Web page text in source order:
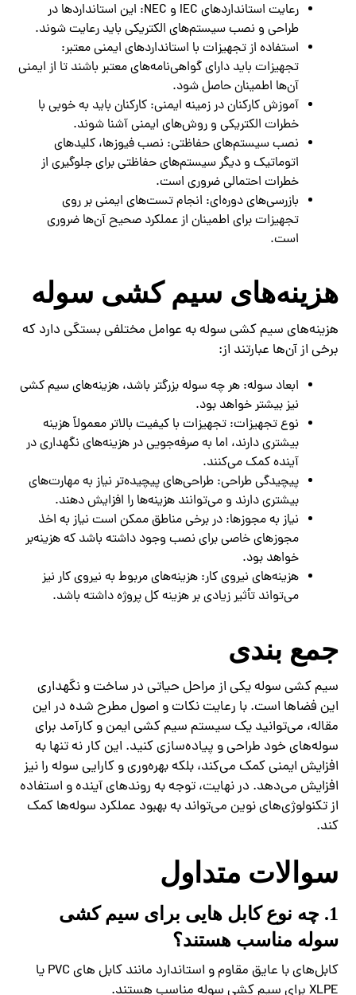
رعایت استانداردهای IEC و NEC: این استانداردها در
طراحی و نصب سیستم‌های الکتریکی باید رعایت شوند.
استفاده از تجهیزات با استانداردهای ایمنی معتبر:
تجهیزات باید دارای گواهی‌نامه‌های معتبر باشند تا از ایمنی
آن‌ها اطمینان حاصل شود.
آموزش کارکنان در زمینه ایمنی: کارکنان باید به خوبی با
خطرات الکتریکی و روش‌های ایمنی آشنا شوند.
نصب سیستم‌های حفاظتی: نصب فیوزها، کلیدهای
اتوماتیک و دیگر سیستم‌های حفاظتی برای جلوگیری از
خطرات احتمالی ضروری است.
بازرسی‌های دوره‌ای: انجام تست‌های ایمنی بر روی
تجهیزات برای اطمینان از عملکرد صحیح آن‌ها ضروری
است.
هزینه‌های سیم کشی سوله
هزینه‌های سیم کشی سوله به عوامل مختلفی بستگی دارد که
برخی از آن‌ها عبارتند از:
ابعاد سوله: هر چه سوله بزرگتر باشد، هزینه‌های سیم کشی
نیز بیشتر خواهد بود.
نوع تجهیزات: تجهیزات با کیفیت بالاتر معمولاً هزینه
بیشتری دارند، اما به صرفه‌جویی در هزینه‌های نگهداری در
آینده کمک می‌کنند.
پیچیدگی طراحی: طراحی‌های پیچیده‌تر نیاز به مهارت‌های
بیشتری دارند و می‌توانند هزینه‌ها را افزایش دهند.
نیاز به مجوزها: در برخی مناطق ممکن است نیاز به اخذ
مجوزهای خاصی برای نصب وجود داشته باشد که هزینه‌بر
خواهد بود.
هزینه‌های نیروی کار: هزینه‌های مربوط به نیروی کار نیز
می‌تواند تأثیر زیادی بر هزینه کل پروژه داشته باشد.
جمع بندی
سیم کشی سوله یکی از مراحل حیاتی در ساخت و نگهداری
این فضاها است. با رعایت نکات و اصول مطرح شده در این
مقاله، می‌توانید یک سیستم سیم کشی ایمن و کارآمد برای
سوله‌های خود طراحی و پیاده‌سازی کنید. این کار نه تنها به
افزایش ایمنی کمک می‌کند، بلکه بهره‌وری و کارایی سوله را نیز
افزایش می‌دهد. در نهایت، توجه به روندهای آینده و استفاده
از تکنولوژی‌های نوین می‌تواند به بهبود عملکرد سوله‌ها کمک
کند.
سوالات متداول
1. چه نوع کابل‌ هایی برای سیم کشی
سوله مناسب هستند؟
کابل‌های با عایق مقاوم و استاندارد مانند کابل‌ های PVC یا